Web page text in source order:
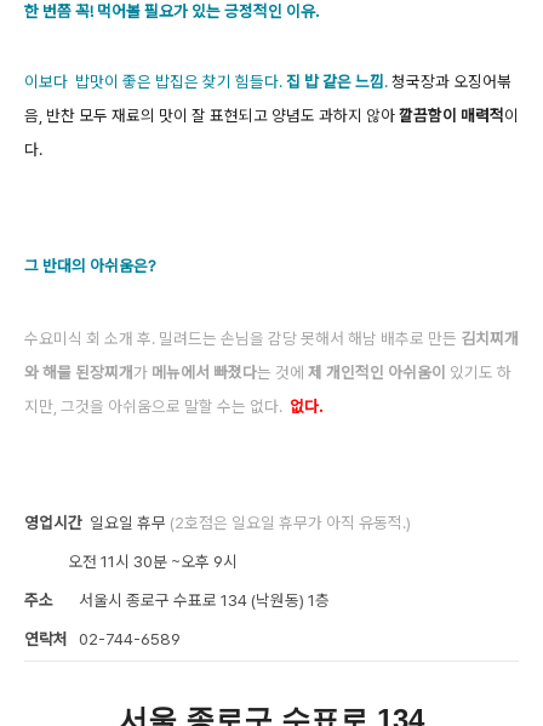
한 번쯤 꼭! 먹어볼 필요가 있는 긍정적인 이유.
이보다 밥맛이 좋은 밥집은 찾기 힘들다.집 밥 같은 느낌 .청국장과 오징어볶
음, 반찬 모두 재료의 맛이 잘 표현되고 양념도 과하지 않아깔끔함이 매력적이
다.
그 반대의 아쉬움은?
수요미식 회 소개 후. 밀려드는 손님을 감당 못해서 해남 배추로 만든 김치찌개
와 해물 된장찌개 가 메뉴에서 빠졌다는 것에 제 개인적인 아쉬움이 있기도 하
지만, 그것을 아쉬움으로 말할 수는 없다. 없다.
영업시간 일요일 휴무 (2호점은 일요일 휴무가 아직 유동적.)
오전 11시 30분 ~오후 9시
주소 서울시 종로구 수표로 134 (낙원동) 1층
연락처
02-744-6589